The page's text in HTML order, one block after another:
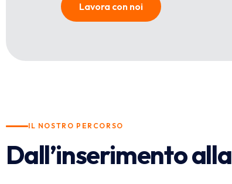
Lavora con noi
IL NOSTRO PERCORSO
Dall’inserimento alla